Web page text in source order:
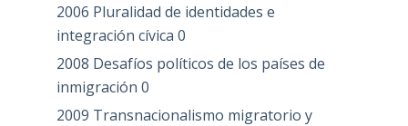
2006 Pluralidad de identidades e
integración cívica 0
2008 Desafíos políticos de los países de
inmigración 0
2009 Transnacionalismo migratorio y